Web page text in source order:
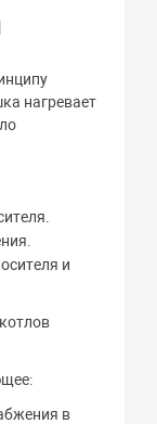
нагревает
и
в